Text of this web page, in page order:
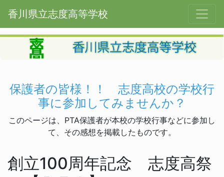
香川県立志度高等学校
保護者の皆様！！ 志度高校の学校行
事に参加してみませんか？
このページは、PTA保護者が本校の学校行事などに参加し
て、その感想を掲載したものです。
創立100周年記念 志度高祭